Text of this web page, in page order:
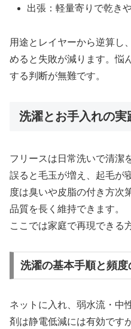
出張：軽量寄りで乾き
用途とレイヤーから逆算
めると失敗が減ります。悩
する判断が無難です。
洗濯とお手入れの実
フリースは日常洗いで清潔
誤ると毛玉が増え、起毛が
度は臭いや皮脂の付き方次
品質を長く維持できます。
ここでは家庭で再現できる
洗濯の基本手順と頻度
ネットに入れ、弱水流・中
剤は静電低減には有効です